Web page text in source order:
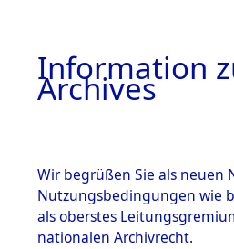
BESTÄNDE
Information
Archives
Wir begrüßen Sie als neuen
Nutzungsbedingungen wie
als oberstes
nationalen Archivrecht.